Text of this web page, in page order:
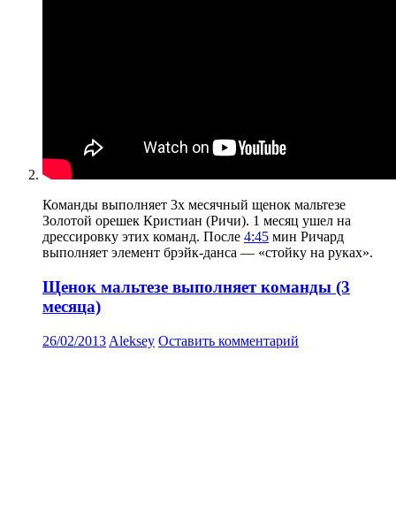
Команды выполняет 3х месячный щенок мальтезе
Золотой орешек Кристиан (Ричи). 1 месяц ушел на
дрессировку этих команд. После 4:45 мин Ричард
выполняет элемент брэйк-данса — «стойку на руках».
Щенок мальтезе выполняет команды (3
месяца)
26/02/2013 Aleksey Оставить комментарий